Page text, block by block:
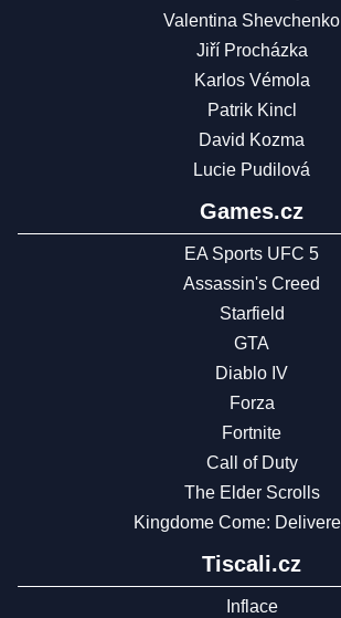
Valentina Shevchenko
Jiří Procházka
Karlos Vémola
Patrik Kincl
David Kozma
Lucie Pudilová
Games.cz
EA Sports UFC 5
Assassin's Creed
Starfield
GTA
Diablo IV
Forza
Fortnite
Call of Duty
The Elder Scrolls
Kingdome Come:
Tiscali.cz
Inflace